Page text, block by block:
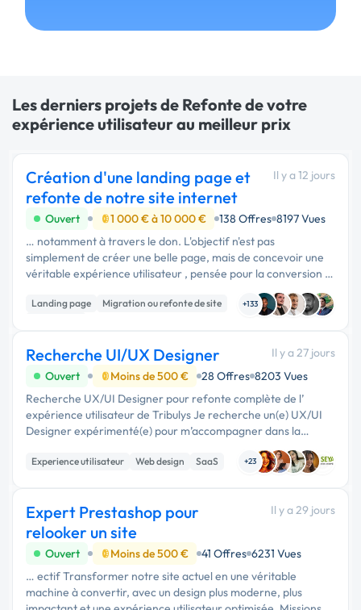
Les derniers projets de Refonte de votre
expérience utilisateur au meilleur prix
Création d'une landing page et
refonte de notre site internet
Il y a 12 jours
Ouvert 1 000 € à 10 000 € 138 Offres 8197 Vues
… notamment à travers le don. L'objectif n'est pas
simplement de créer une belle page, mais de concevoir une
véritable expérience utilisateur , pensée pour la conversion et
répondant aux standards actuels du web. La landing page
devra …
Landing page
Migration ou refonte de site
+133
Recherche UI/UX Designer
Il y a 27 jours
Ouvert
Moins de 500 € 28 Offres 8203 Vues
Recherche UX/UI Designer pour refonte complète de l’
expérience utilisateur de Tribulys Je recherche un(e) UX/UI
Designer expérimenté(e) pour m’accompagner dans la
refonte de l’interface visuelle et l’amélioration de
l’expérience utilisateur de …
Experience utilisateur Web design SaaS +23
Expert Prestashop pour
relooker un site
Il y a 29 jours
Ouvert Moins de 500 € 41 Offres 6231 Vues
… ectif Transformer notre site actuel en une véritable
machine à convertir, avec un design plus moderne, plus